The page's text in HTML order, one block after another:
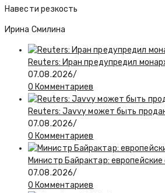
Навести резкость
Ирина Смилина
Reuters: Иран предупредил
07.08.2026/
0 Комментариев
Reuters: Javvy может быть
07.08.2026/
0 Комментариев
Министр Байрактар:
07.08.2026/
0 Комментариев